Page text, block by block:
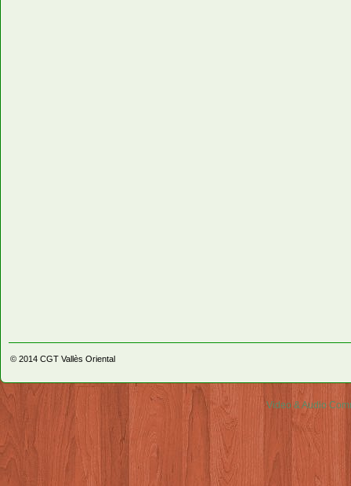
© 2014 CGT Vallès Oriental
Video & Audio